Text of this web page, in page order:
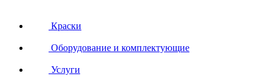
Краски
Оборудование и комплектующие
Услуги